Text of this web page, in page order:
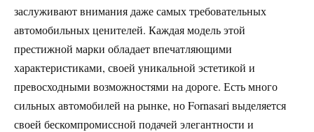
заслуживают внимания даже самых требовательных
автомобильных ценителей. Каждая модель этой
престижной марки обладает впечатляющими
характеристиками, своей уникальной эстетикой и
превосходными возможностями на дороге. Есть много
сильных автомобилей на рынке, но Fornasari выделяется
своей бескомпромиссной подачей элегантности и